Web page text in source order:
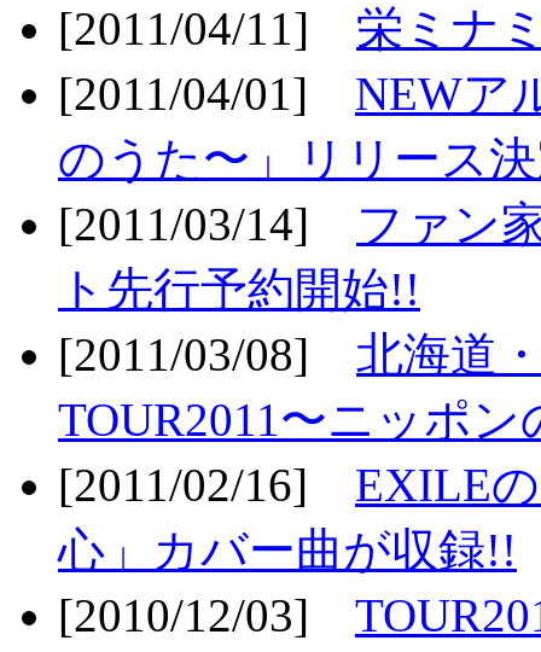
[2011/04/11] 栄ミナ
[2011/04/01] NEWア
のうた〜」リリース
[2011/03/14] ファン
ト先行予約開始!!
[2011/03/08] 北海道
TOUR2011〜ニッポ
[2011/02/16] EXILE
心」カバー曲が収録!!
[2010/12/03]